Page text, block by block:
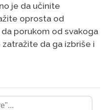
je da učinite
oprosta od
porukom od svakoga
da ga izbriše i